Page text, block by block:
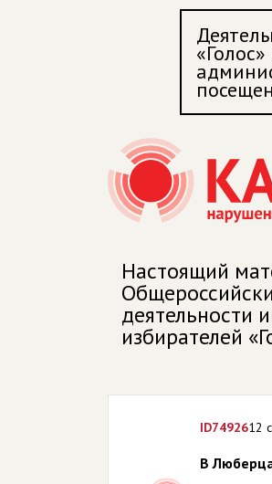
Настоящий
деятельности
избирателей
ID7492612
В